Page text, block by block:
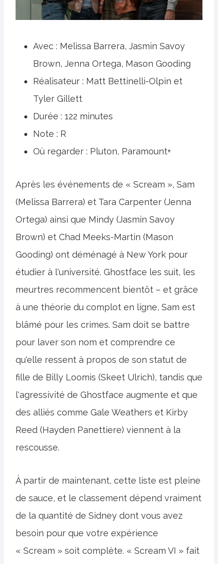
Avec : Melissa Barrera, Jasmin Savoy
Brown, Jenna Ortega, Mason Gooding
Réalisateur : Matt Bettinelli-Olpin et
Tyler Gillett
Durée : 122 minutes
Note : R
Où regarder : Pluton, Paramount+
Après les événements de « Scream », Sam
(Melissa Barrera) et Tara Carpenter (Jenna
Ortega) ainsi que Mindy (Jasmin Savoy
Brown) et Chad Meeks-Martin (Mason
Gooding) ont déménagé à New York pour
étudier à l'université. Ghostface les suit, les
meurtres recommencent bientôt – et grâce
à une théorie du complot en ligne, Sam est
blâmé pour les crimes. Sam doit se battre
pour laver son nom et comprendre ce
qu'elle ressent à propos de son statut de
fille de Billy Loomis (Skeet Ulrich), tandis que
l'agressivité de Ghostface augmente et que
des alliés comme Gale Weathers et Kirby
Reed (Hayden Panettiere) viennent à la
rescousse.
À partir de maintenant, cette liste est pleine
de sauce, et le classement dépend vraiment
de la quantité de Sidney dont vous avez
besoin pour que votre expérience
« Scream » soit complète. « Scream VI » fait